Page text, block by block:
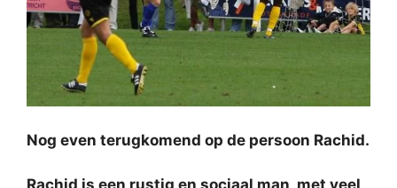
Nog even terugkomend op de persoon Rachid.